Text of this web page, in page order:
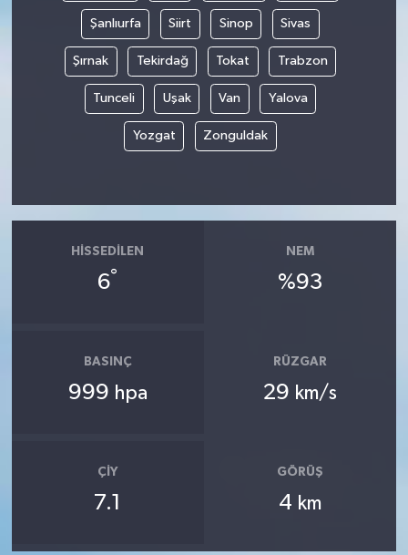
Şanlıurfa Siirt Sinop Sivas
Şırnak Tekirdağ Tokat Trabzon
Tunceli Uşak Van Yalova
Yozgat Zonguldak
HISSEDILEN
6°
NEM
%93
BASINÇ
999 hpa
RÜZGAR
29 km/s
ÇIY
7.1
GÖRÜŞ
4 km